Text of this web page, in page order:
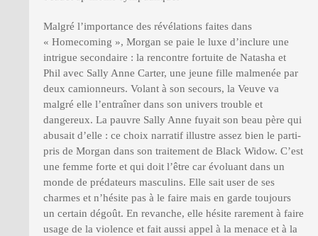
Malgré l’importance des révélations faites dans
« Homecoming », Morgan se paie le luxe d’inclure une
intrigue secondaire : la rencontre fortuite de Natasha et
Phil avec Sally Anne Carter, une jeune fille malmenée par
deux camionneurs. Volant à son secours, la Veuve va
malgré elle l’entraîner dans son univers trouble et
dangereux. La pauvre Sally Anne fuyait son beau père qui
abusait d’elle : ce choix narratif illustre assez bien le parti-
pris de Morgan dans son traitement de Black Widow. C’est
une femme forte et qui doit l’être car évoluant dans un
monde de prédateurs masculins. Elle sait user de ses
charmes et n’hésite pas à le faire mais en garde toujours
un certain dégoût. En revanche, elle hésite rarement à faire
usage de la violence et fait aussi appel à la menace et à la